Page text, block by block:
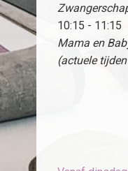
10:15 - 11:15
Mama en
(actuele